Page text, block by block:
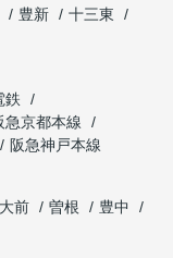
豊新
十三東
鉄
急京都本線
阪急神戸本線
前 曽根
豊中